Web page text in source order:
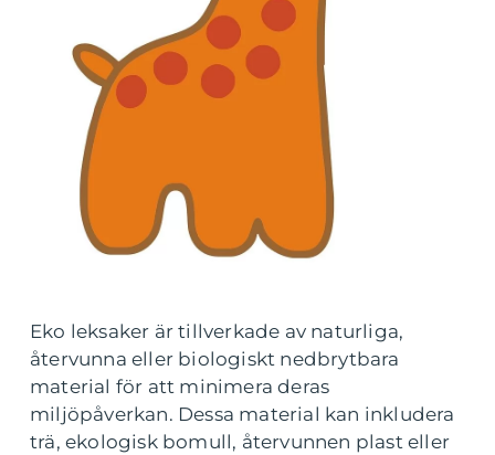
Eko leksaker är tillverkade av naturliga,
återvunna eller biologiskt nedbrytbara
material för att minimera deras
miljöpåverkan. Dessa material kan inkludera
trä, ekologisk bomull, återvunnen plast eller